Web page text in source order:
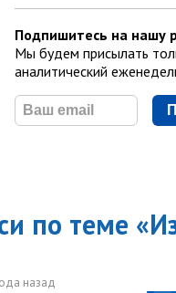
Подпишитесь на нашу
Мы будем присылать
аналитический
по теме «
назад